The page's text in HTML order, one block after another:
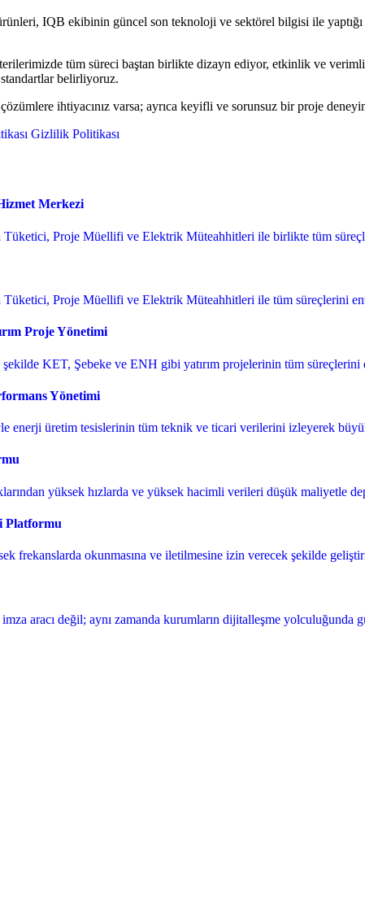
IQB ekibinin güncel son teknoloji ve sektörel bilgisi ile
tüm süreci baştan birlikte dizayn ediyor, etkinlik ve
standartlar belirliyoruz.
ihtiyacınız varsa; ayrıca keyifli ve sorunsuz bir proje
Gizlilik Politikası
Merkezi
Tüketici, Proje Müellifi ve Elektrik Müteahhitleri ile birlikte tüm
Tüketici, Proje Müellifi ve Elektrik Müteahhitleri ile tüm süreçlerini
Proje Yönetimi
şekilde KET, Şebeke ve ENH gibi yatırım projelerinin tüm
Yönetimi
enerji üretim tesislerinin tüm teknik ve ticari verilerini izleyerek
yüksek hızlarda ve yüksek hacimli verileri düşük maliyetle
Platformu
frekanslarda okunmasına ve iletilmesine izin verecek şekilde
aracı değil; aynı zamanda kurumların dijitalleşme